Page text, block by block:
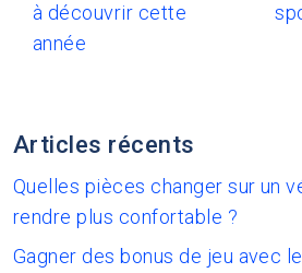
à découvrir cette
année
Articles récents
Quelles pièces changer sur un
rendre plus confortable ?
Gagner des bonus de jeu avec